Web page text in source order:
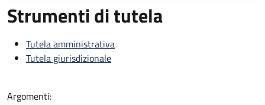
Strumenti di tutela
Tutela amministrativa
Tutela giurisdizionale
Argomenti: